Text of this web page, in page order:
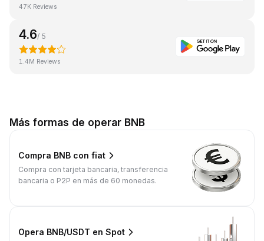
47K Reviews
4.6/ 5
1.4M Reviews
Más formas de operar BNB
Compra BNB con fiat
Compra con tarjeta bancaria, transferencia
bancaria o P2P en más de 60 monedas.
Opera BNB/USDT en Spot